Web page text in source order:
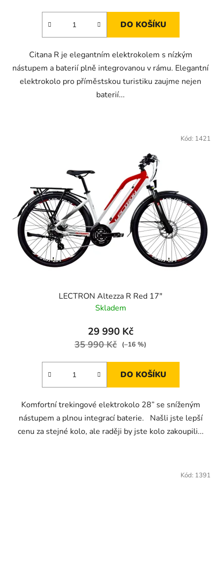
DO KOŠÍKU
Citana R je elegantním elektrokolem s nízkým
nástupem a baterií plně integrovanou v rámu. Elegantní
elektrokolo pro příměstskou turistiku zaujme nejen
baterií...
LECTRON Altezza R Red 17"
Skladem
29 990 Kč
35 990 Kč (–16 %)
DO KOŠÍKU
Komfortní trekingové elektrokolo 28” se sníženým
nástupem a plnou integrací baterie. Našli jste lepší
cenu za stejné kolo, ale raději by jste kolo zakoupili...
Kód: 1421
Kód: 1391